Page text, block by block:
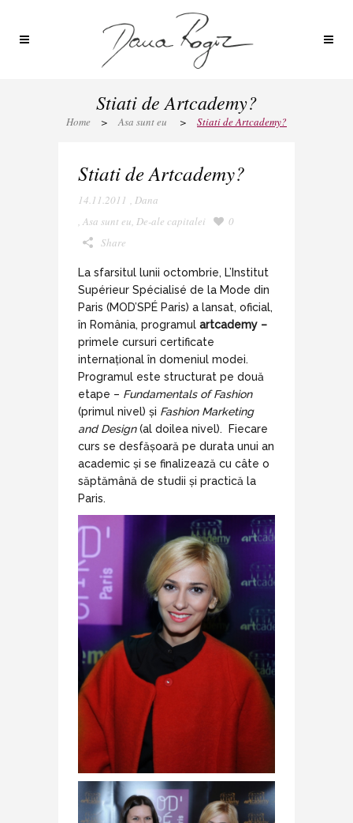
Stiati de Artcademy?
Home > Asa sunt eu > Stiati de Artcademy?
Stiati de Artcademy?
14.11.2011 , Dana
, Asa sunt eu, De-ale capitalei
0
Share
La sfarsitul lunii octombrie, L’Institut
Supérieur Spécialisé de la Mode din
Paris (MOD’SPÉ Paris) a lansat, oficial,
în România, programul artcademy –
primele cursuri certificate
internațional în domeniul modei.
Programul este structurat pe două
etape – Fundamentals of Fashion
(primul nivel) și Fashion Marketing
and Design(al doilea nivel). Fiecare
curs se desfășoară pe durata unui an
academic și se finalizează cu câte o
săptămână de studii și practică la
Paris.